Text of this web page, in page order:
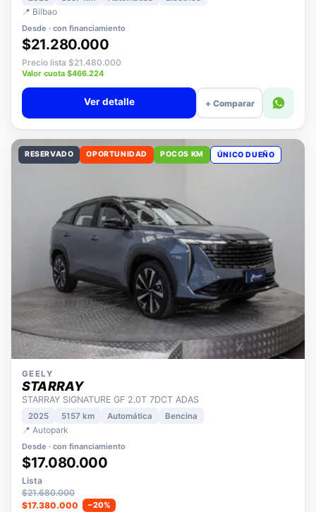
2026
📍 Bilbao
Desde · con financiamiento
$21.280.000
Precio lista $21.480.000
Valor cuota $466.224
+ Comparar
RESERVADO OPORTUNIDAD POCOS KM
GEELY
STARRAY
STARRAY SIGNATURE GF 2.0T 7DCT ADAS
2025 5157 km
📍 Autopark
Desde · con financiamiento
$17.080.000
Lista
$21.680.000